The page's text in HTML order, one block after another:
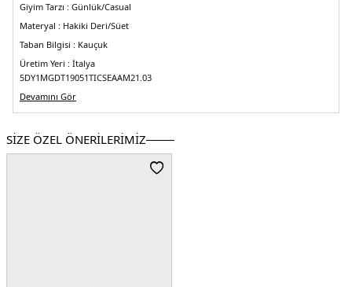
Giyim Tarzı : Günlük/Casual
Materyal : Hakiki Deri/Süet
Taban Bilgisi : Kauçuk
Üretim Yeri : İtalya
5DY1MGDT19051TICSEAAM21.03
Devamını Gör
SİZE ÖZEL ÖNERİLERİMİZ